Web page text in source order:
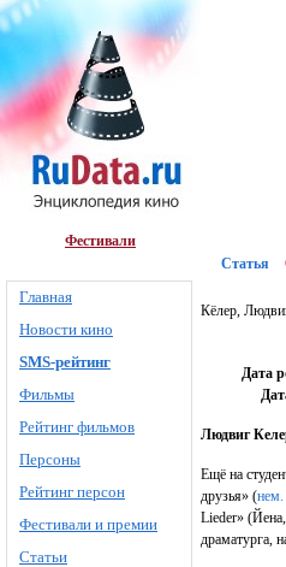
Фестивали
Главная
Новости кино
SMS-рейтинг
Фильмы
Рейтинг фильмов
Персоны
Рейтинг персон
Фестивали и премии
Статьи
Статья
Кёлер,
Дата
Людвиг
Ещё на
друзья» (нем.
Lieder» (Йена,
драматурга,